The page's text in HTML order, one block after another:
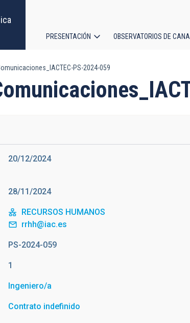
principal
PRESENTACIÓN OBSERVATORIOS DE
PS-2024-059
20/12/2024
28/11/2024
RECURSOS HUMANOS
rrhh@iac.es
PS-2024-059
1
Ingeniero/a
Contrato indefinido